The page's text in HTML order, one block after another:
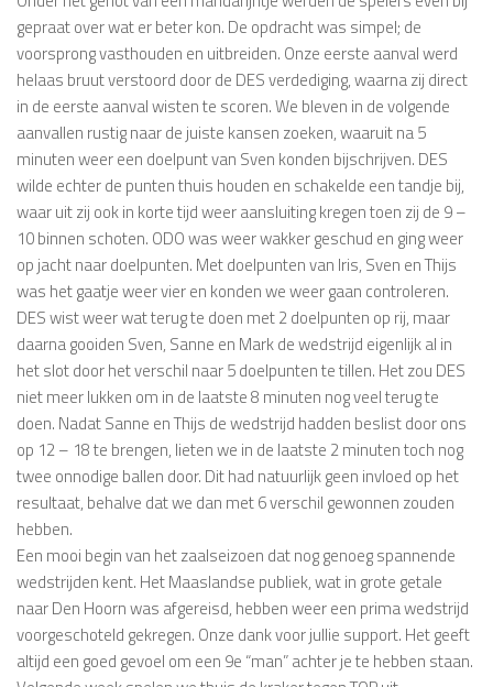
gepraat over wat er beter kon. De opdracht was simpel; de
voorsprong vasthouden en uitbreiden. Onze eerste aanval werd
helaas bruut verstoord door de DES verdediging, waarna zij direct
in de eerste aanval wisten te scoren. We bleven in de volgende
aanvallen rustig naar de juiste kansen zoeken, waaruit na 5
minuten weer een doelpunt van Sven konden bijschrijven. DES
wilde echter de punten thuis houden en schakelde een tandje bij,
waar uit zij ook in korte tijd weer aansluiting kregen toen zij de 9 –
10 binnen schoten. ODO was weer wakker geschud en ging weer
op jacht naar doelpunten. Met doelpunten van Iris, Sven en Thijs
was het gaatje weer vier en konden we weer gaan controleren.
DES wist weer wat terug te doen met 2 doelpunten op rij, maar
daarna gooiden Sven, Sanne en Mark de wedstrijd eigenlijk al in
het slot door het verschil naar 5 doelpunten te tillen. Het zou DES
niet meer lukken om in de laatste 8 minuten nog veel terug te
doen. Nadat Sanne en Thijs de wedstrijd hadden beslist door ons
op 12 – 18 te brengen, lieten we in de laatste 2 minuten toch nog
twee onnodige ballen door. Dit had natuurlijk geen invloed op het
resultaat, behalve dat we dan met 6 verschil gewonnen zouden
hebben.
Een mooi begin van het zaalseizoen dat nog genoeg spannende
wedstrijden kent. Het Maaslandse publiek, wat in grote getale
naar Den Hoorn was afgereisd, hebben weer een prima wedstrijd
voorgeschoteld gekregen. Onze dank voor jullie support. Het geeft
altijd een goed gevoel om een 9e “man” achter je te hebben staan.